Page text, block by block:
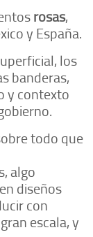
rosas,
y España.
los
banderas,
y contexto
todo que
algo
diseños
con
escala, y